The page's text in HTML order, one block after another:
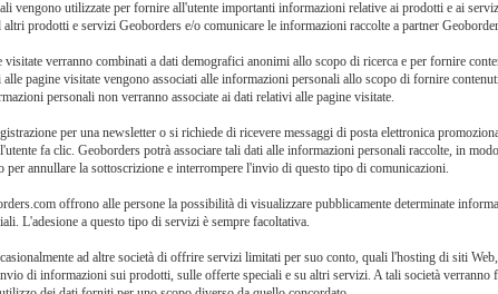
vengono utilizzate per fornire all'utente importanti informazioni relative ai prodotti e ai
prodotti e servizi Geoborders e/o comunicare le informazioni raccolte a partner
verranno combinati a dati demografici anonimi allo scopo di ricerca e per fornire
pagine visitate vengono associati alle informazioni personali allo scopo di fornire
personali non verranno associate ai dati relativi alle pagine visitate.
per una newsletter o si richiede di ricevere messaggi di posta elettronica
fa clic. Geoborders potrà associare tali dati alle informazioni personali raccolte, in
per annullare la sottoscrizione e interrompere l'invio di questo tipo di comunicazioni.
offrono alle persone la possibilità di visualizzare pubblicamente determinate
L'adesione a questo tipo di servizi è sempre facoltativa.
ad altre società di offrire servizi limitati per suo conto, quali l'hosting di siti
di informazioni sui prodotti, sulle offerte speciali e su altri servizi. A tali società